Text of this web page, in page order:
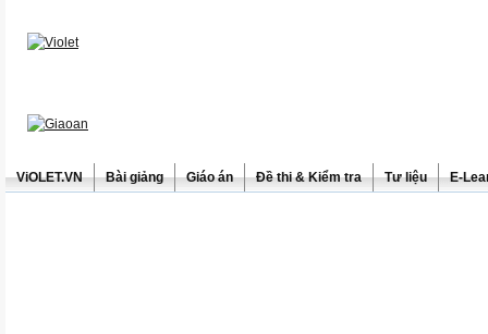
ViOLET.VN Bài giảng Giáo án Đề thi & Kiểm tra Tư liệu E-